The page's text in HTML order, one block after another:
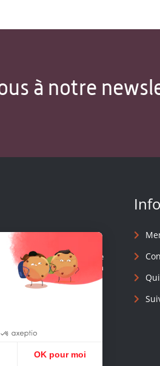
à notre
Sciences de l'Homme
des connaissances en